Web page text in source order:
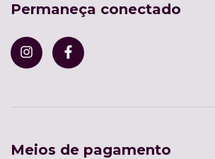
Permaneça conectado
Meios de pagamento